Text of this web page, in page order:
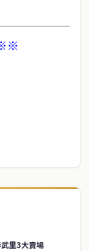
里3大賣場